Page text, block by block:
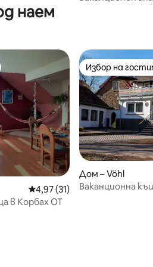
наем
гостите
Средна оценка: 4,97 от 5,
4,97 (31)
в Корбах ОТ
Избор на
Избор на
Дом – Vöhl
Ваканционна